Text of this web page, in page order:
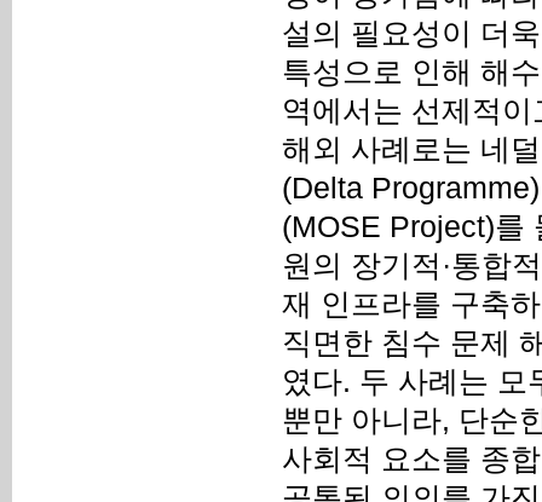
설의 필요성이 더
특성으로 인해 해
역에서는 선제적
해외 사례로는 네
(Delta
(MOSE Project)를
원의 장기적·통합
재 인프라를 구축
직면한 침수 문제
였다. 두 사례는 모
뿐만 아니라, 단순
사회적 요소를 종